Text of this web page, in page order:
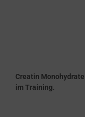
Creatin
im Training.